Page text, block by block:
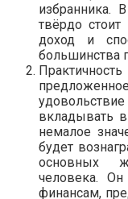
избранника.
твёрдо
доход и
большинства
вкладывать
немалое
будет
основных
человека. Он
финансам,